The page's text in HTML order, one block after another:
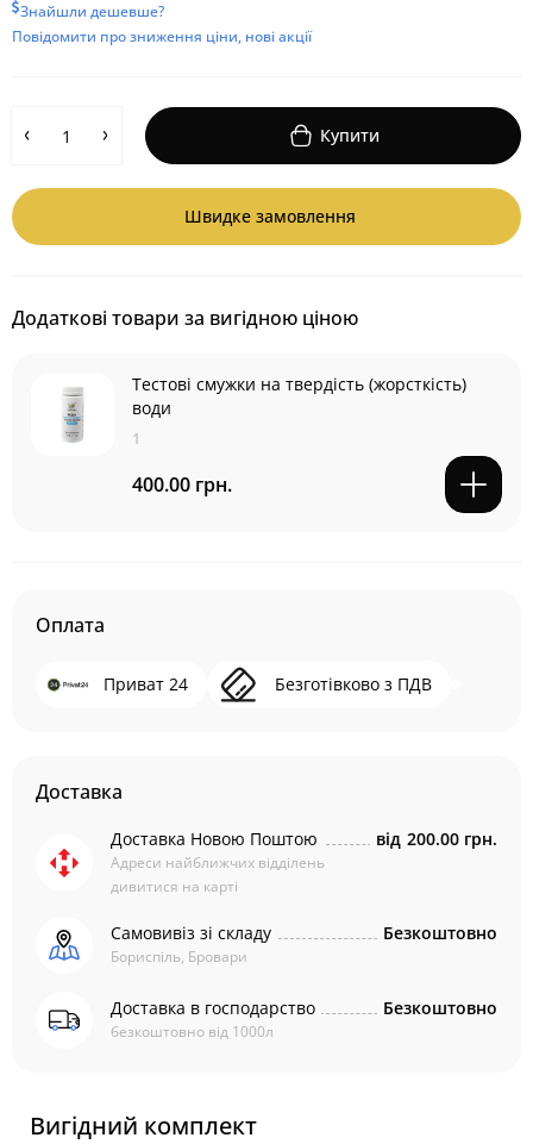
Знайшли дешевше?
Повідомити про зниження ціни, нові акції
Купити
Швидке замовлення
Додаткові товари за вигідною ціною
Тестові смужки на твердість (жорсткість)
води
1
400.00 грн.
Оплата
Приват 24 Безготівково з ПДВ
Доставка
Доставка Новою Поштою
Адреси найближчих відділень
дивитися на карті
від 200.00 грн.
Самовивіз зі складу
Бориспіль, Бровари
Безкоштовно
Доставка в господарство
безкоштовно від 1000л
Безкоштовно
Вигідний комплект